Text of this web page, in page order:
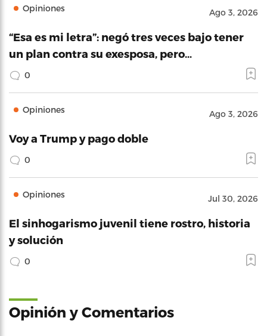
Opiniones Ago 3, 2026
“Esa es mi letra”: negó tres veces bajo tener
un plan contra su exesposa, pero…
0
Opiniones Ago 3, 2026
Voy a Trump y pago doble
0
Opiniones Jul 30, 2026
El sinhogarismo juvenil tiene rostro, historia
y solución
0
Opinión y Comentarios